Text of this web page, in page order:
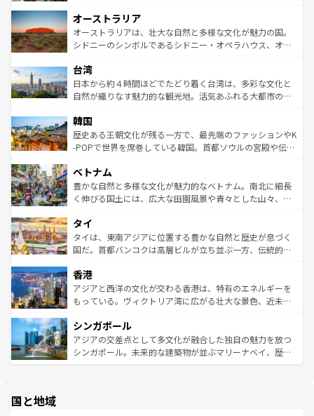
部のニューオーリンズでは、音楽と美食が融合した独特の
文化が魅力。旅行者はアメリカの各地域で異なる魅力を楽
しみながら、その多様性と豊かな歴史を感じることができ
ならではの贅沢な旅のスタイルだ。 なお、新着のアメリカ
情報はコンテンツ一覧を参照してほしい。
ワイ島は見逃せない。また、定番の観光地といえばオアフ
島だが、静かな自然を求めるならマウイ島やカウアイ島が
おすすめ。エメラルドグリーンに輝く海をはじめ、豊かな
れるおもてなしの心で訪れる人々を迎えてくれるハワイの
人々、おいしいローカルフードやハワイアンミュージッ
ク、伝統的なフラダンスなど、すべてがハワイの魅力を彩
ワイを、存分に味わってほしい。 なお、新着のハワイ情報
はコンテンツ一覧を参照してほしい。
オーストラリア
オーストラリアは、壮大な自然と多様な文化が魅力の国。
シドニーのシンボルであるシドニー・オペラハウス、オー
リアリーフや大陸中央部にそびえるウルル（エアーズロッ
ク）、タスマニアの美しい原生林やケアンズの熱帯雨林な
ど、見どころがたくさん。また、カフェやワイン、オージ
いる。アクティビティも充実しており、サーフィンやダイ
ビング、ハイキングなど、アウトドア好きにはたまらな
い。オーストラリアの多彩な魅力を存分に味わいつくそ
参照してほしい。
台湾
日本から約４時間ほどでたどり着く台湾は、多彩な文化と
自然が織りなす魅力的な観光地。活気あふれる大都市の台
ン）、静ひつな山岳地帯である台湾東部など、都市の喧騒
と山間の静けさが共存しており、訪れる人に新しい発見と
驚きをもたらしてくれる。また、奥深い台湾の食文化も魅
容にもいいと評判のスイーツなど、バラエティ豊かな料理
が味わえる。 なお、新着の台湾情報は コンテンツ一覧を参
照してほしい。
韓国
歴史ある王朝文化が残る一方で、最先端のファッションやK
-POPで世界を席巻している韓国。首都ソウルの宮殿や伝統
き、地方に足を延ばせば四季折々の自然美を楽しむことが
できる。そして、キムチや焼肉、絶品のストリートフード
まで、さまざまな韓国料理が待っている。夜には、韓国な
リティに包まれながら、韓国の多彩な魅力を心ゆくまで味
わってみてほしい。 なお、新着の韓国情報はコンテンツ一
覧を参照してほしい。
ベトナム
豊かな自然と多様な文化が魅力的なベトナム。南北に細長
く伸びる国土には、広大な田園風景や青々とした山々、世
急速な発展と共に伝統が息づく。ハノイの古い町並みやホ
ーチミン市のフランス統治時代の建物も、独特の雰囲気を
醸し出している。また、バラエティの豊かさとおいしさで
とつ。フォーやバインミー、ベトナムコーヒーなどは、ぜ
ひ現地で味わいたい。どの地域を訪れてもあたたかい人々
が旅行者を迎えてくれるので、きっと忘れられない旅にな
参照してほしい。
タイ
タイは、東南アジアに位置する豊かな自然と歴史が息づく
国だ。首都バンコクは高層ビルが立ち並ぶ一方、伝統的な
の活気が交差している。北部ではチェンマイなどの山岳地
帯で自然と触れ合い、南部ではプーケットやクラビの美し
いビーチでリゾート気分を楽しむことができる。タイ料理
激する。気候は一年中温暖で、どの季節にも異なる楽しみ
が待っている。親しみやすいタイの人々、仏教を中心とし
た文化、そして多様な観光資源が、訪れる旅人を魅了し続
香港
アジアと西洋の文化が交わる香港は、特有のエネルギーを
もっている。ヴィクトリア湾に広がる壮大な景色、近未来
み、どこを訪れても感動するはず。観光スポットが密集し
ており、効率よく見どころを回れるのも魅力。息をのむよ
うな絶景から文化的な体験まで、香港を存分に楽しみ尽く
シンガポール
アジアの交差点として多文化が融合した独自の魅力を放つ
シンガポール。未来的な建築物が並ぶマリーナベイ、歴史
国と地域